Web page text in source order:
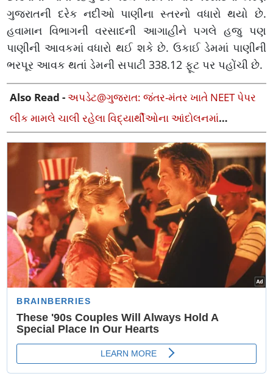
ગુજરાતની દરેક નદીઓ પાણીના સ્તરનો વધારો થયો છે.
હવામાન વિભાગની વરસાદની આગાહીને પગલે હજુ પણ
પાણીની આવકમાં વધારો થઈ શકે છે. ઉકાઈ ડેમમાં પાણીની
ભરપૂર આવક થતાં ડેમની સપાટી 338.12 ફૂટ પર પહોંચી છે.
Also Read -અપડેટ@ગુજરાત: જંતર-મંતર ખાતે NEET પેપર
લીક મામલે ચાલી રહેલા વિદ્યાર્થીઓના આંદોલનમાં
ગુજરાતની એન્ટ્રી